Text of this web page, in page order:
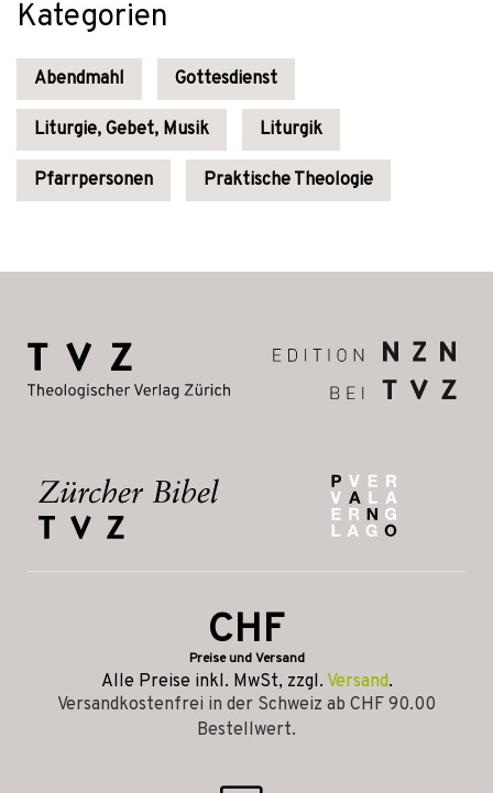
Kategorien
Abendmahl Gottesdienst
Liturgie, Gebet, Musik Liturgik
Pfarrpersonen Praktische Theologie
CHF
Preise und Versand
Alle Preise inkl. MwSt, zzgl. Versand.
Versandkostenfrei in der Schweiz ab CHF 90.00
Bestellwert.